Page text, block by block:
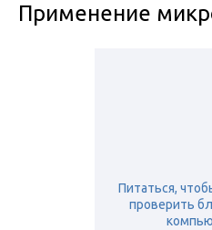
Применение
Питаться,
проверить